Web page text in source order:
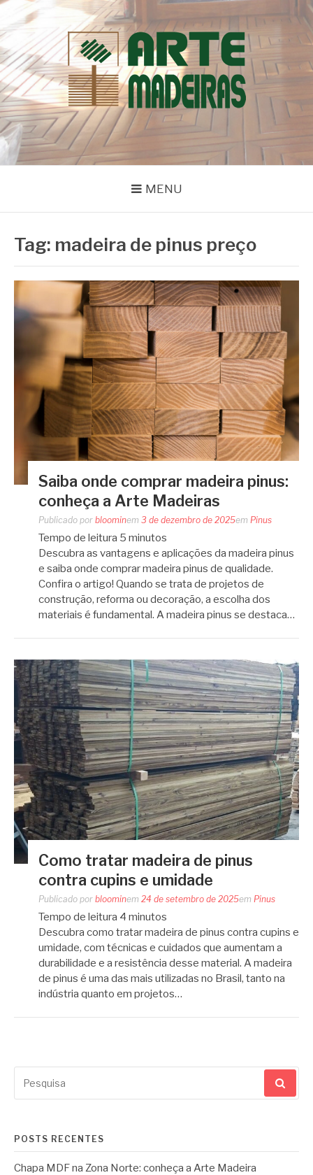
Pular
para
o
conteúdo
BLOG | ARTE
MADEIRAS
Dicas e Novidades sobre Madeiras
MENU
Tag: madeira de pinus preço
Saiba onde comprar madeira pinus:
conheça a Arte Madeiras
Publicado por bloominem 3 de dezembro de 2025em Pinus
Tempo de leitura 5 minutos
Descubra as vantagens e aplicações da madeira pinus
e saiba onde comprar madeira pinus de qualidade.
Confira o artigo! Quando se trata de projetos de
construção, reforma ou decoração, a escolha dos
materiais é fundamental. A madeira pinus se destaca…
Como tratar madeira de pinus
contra cupins e umidade
Publicado por bloominem 24 de setembro de 2025em Pinus
Tempo de leitura 4 minutos
Descubra como tratar madeira de pinus contra cupins e
umidade, com técnicas e cuidados que aumentam a
durabilidade e a resistência desse material. A madeira
de pinus é uma das mais utilizadas no Brasil, tanto na
indústria quanto em projetos…
por:
POSTS RECENTES
Chapa MDF na Zona Norte: conheça a Arte Madeira